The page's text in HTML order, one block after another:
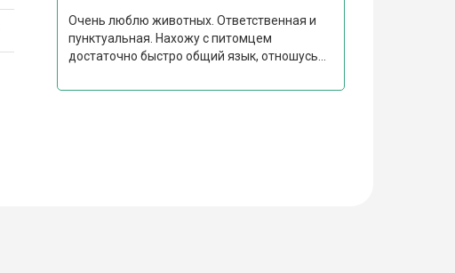
Очень люблю животных. Ответственная и
пунктуальная. Нахожу с питомцем
достаточно быстро общий язык, отношусь...